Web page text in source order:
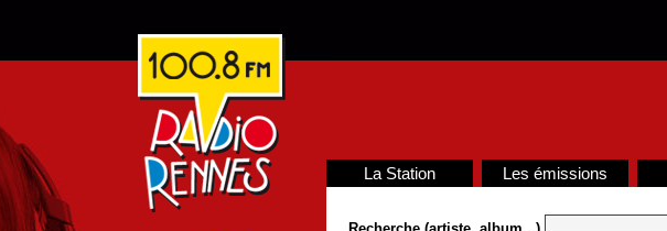
La Station Les émissions